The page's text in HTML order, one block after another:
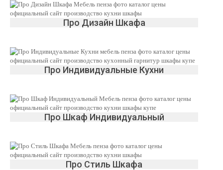
Про Дизайн Шкафа
Про Индивидуальные Кухни
Про Шкаф Индивидуальный
Про Стиль Шкафа